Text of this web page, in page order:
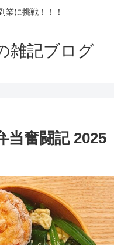
業に挑戦！！！
雑記ブログ
当奮闘記 2025